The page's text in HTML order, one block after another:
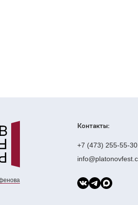
Контакты:
+7 (473) 255-55-30